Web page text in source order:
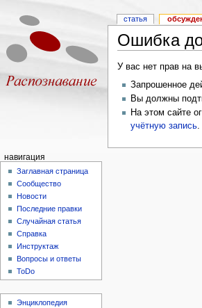
Ошибка
У вас нет прав на
Запрошенное
Вы должны
На этом сайте
учётную запись.
статья
навигация
Заглавная страница
Сообщество
Новости
Последние правки
Случайная статья
Справка
Инструктаж
Вопросы и ответы
ToDo
Энциклопедия